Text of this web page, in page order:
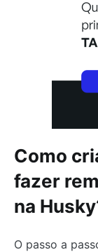
Como
fazer
na
O passo a